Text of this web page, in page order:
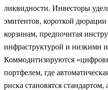
ликвидности. Инвесторы
эмитентов, короткой
корзинам, предпочитая
инфраструктурой и низкими
Коммодитизируются
портфелем, где
риска становятся